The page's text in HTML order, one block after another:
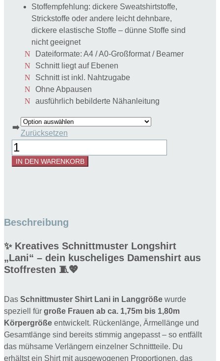
Stoffempfehlung: dickere Sweatshirtstoffe,
Strickstoffe oder andere leicht dehnbare,
dickere elastische Stoffe – dünne Stoffe sind
nicht geeignet
Dateiformate: A4 / A0-Großformat / Beamer
Schnitt liegt auf Ebenen
Schnitt ist inkl. Nahtzugabe
Ohne Abpausen
ausführlich bebilderte Nähanleitung
➡️
Zurücksetzen
Schnittmuster
Longshirt
Lani
Langgröße
1,80m
Menge
IN DEN WARENKORB
Beschreibung
✨ Kreatives Schnittmuster Longshirt
„Lani“ – dein kuscheliges Damenshirt aus
Stoffresten 🧵💖
Das Schnittmuster Shirt Lani in Langgröße wurde
speziell für große Frauen ab ca. 1,75m bis 1,80m
Körpergröße entwickelt. Rückenlänge, Ärmellänge und
Gesamtlänge sind bereits stimmig angepasst – so entfällt
das mühsame Verlängern einzelner Schnittteile. Du
erhältst ein Shirt mit ausgewogenen Proportionen, das